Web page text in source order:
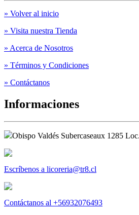
» Volver al inicio
» Visita nuestra Tienda
» Acerca de Nosotros
» Términos y Condiciones
» Contáctanos
Informaciones
Obispo Valdés Subercaseaux 1285
Escríbenos a licoreria@tr8.cl
Contáctanos al +56932076493